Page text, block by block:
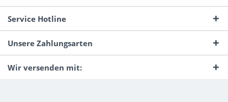
Service Hotline
Unsere Zahlungsarten
Wir versenden mit: